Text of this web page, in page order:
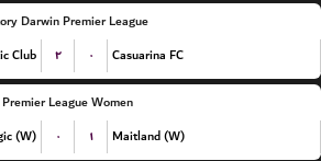
Darwin Premier League
Club
۲ ۰ Casuarina FC
League Women
(W)
۰ ۱ Maitland (W)